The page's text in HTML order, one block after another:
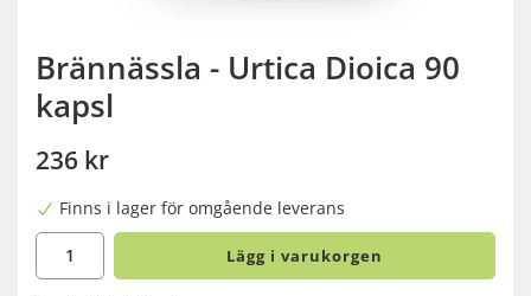
Brännässla - Urtica Dioica 90
kapsl
236 kr
Finns i lager för omgående leverans
Lägg i varukorgen